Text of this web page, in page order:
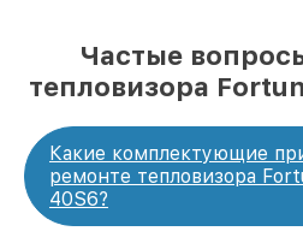
Частые
тепловизора
Какие комплектующие
ремонте тепловизора
40S6?